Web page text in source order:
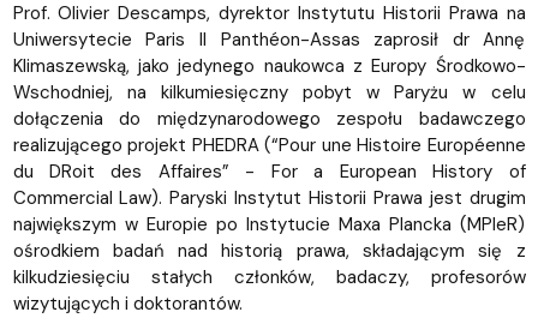
Prof. Olivier Descamps, dyrektor Instytutu Historii Prawa na
Uniwersytecie Paris II Panthéon-Assas zaprosił dr Annę
Klimaszewską, jako jedynego naukowca z Europy Środkowo-
Wschodniej, na kilkumiesięczny pobyt w Paryżu w celu
dołączenia do międzynarodowego zespołu badawczego
realizującego projekt PHEDRA (“Pour une Histoire Européenne
du DRoit des Affaires” - For a European History of
Commercial Law). Paryski Instytut Historii Prawa jest drugim
największym w Europie po Instytucie Maxa Plancka (MPIeR)
ośrodkiem badań nad historią prawa, składającym się z
kilkudziesięciu stałych członków, badaczy, profesorów
wizytujących i doktorantów.